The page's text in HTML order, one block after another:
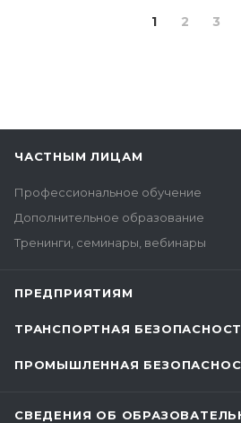
1 2 3
ЧАСТНЫМ ЛИЦАМ
Профессиональное обучение
Дополнительное образование
Тренинги, семинары, вебинары
ПРЕДПРИЯТИЯМ
ТРАНСПОРТНАЯ
ПРОМЫШЛЕННАЯ
СВЕДЕНИЯ ОБ